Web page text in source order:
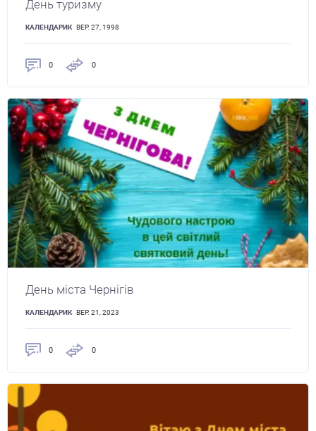
День туризму
КАЛЕНДАРИК ВЕР. 27, 1998
0 0
День міста Чернігів
КАЛЕНДАРИК ВЕР. 21, 2023
0 0